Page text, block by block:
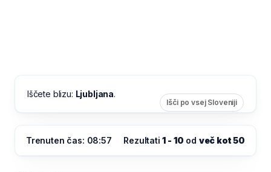
Iščete blizu: Ljubljana.
Išči po vsej Sloveniji
Trenuten čas: 08:57 Rezultati1 - 10 od več kot 50